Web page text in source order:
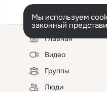
Мы используем
законный
Левая
колонкаГлавная
Видео
Группы
Люди